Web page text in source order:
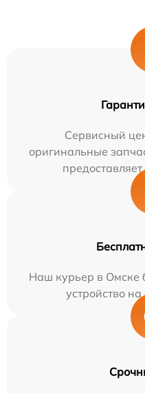
Сервисный
оригинальные
Наш курьер в Омске
устройство